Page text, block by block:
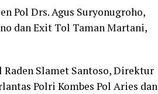
Pol Drs. Agus Suryonugroho,
dan Exit Tol Taman Martani,
Slamet Santoso, Direktur
Polri Kombes Pol Aries dan